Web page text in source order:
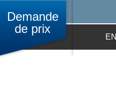
Video EN
Demande
de prix